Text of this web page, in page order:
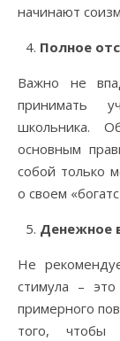
начинают
Полное
Важно не
принимать
школьника.
основным
собой только
о своем
Денежное
Не
стимула –
примерного
того, чтобы